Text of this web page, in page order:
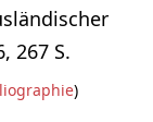
267 S.
)